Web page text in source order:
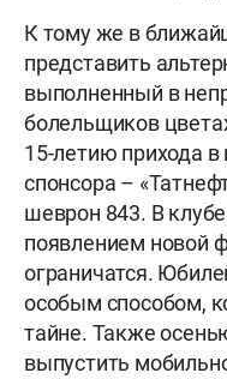
К тому же в
представить
выполненный в
болельщиков
15-летию прихода в
спонсора –
шеврон 843. В
появлением новой
ограничатся.
особым способом,
тайне. Также
выпустить